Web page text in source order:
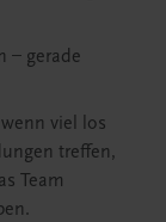
– gerade
viel los
treffen,
Team